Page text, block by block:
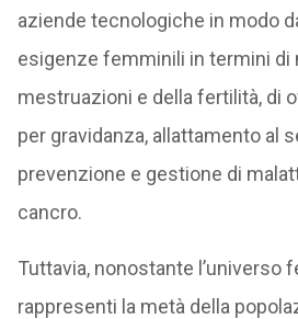
aziende tecnologiche in modo
esigenze femminili in termini di
mestruazioni e della fertilità, di
per gravidanza, allattamento al
prevenzione e gestione di
cancro.
Tuttavia, nonostante l’universo
rappresenti la metà della